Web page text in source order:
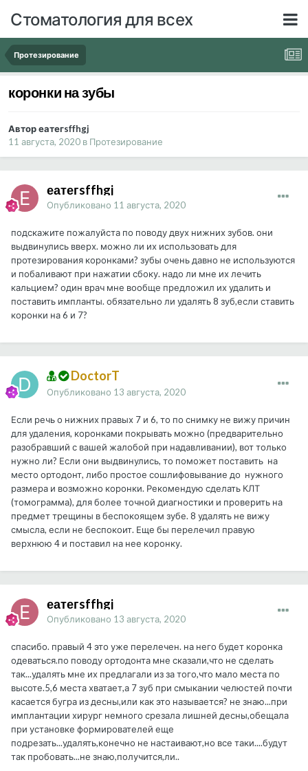
Стоматология для всех
Протезирование
коронки на зубы
Автор еатегsffhgj
11 августа, 2020 в Протезирование
еатегsffhgj
Опубликовано 11 августа, 2020
подскажите пожалуйста по поводу двух нижних зубов. они
выдвинулись вверх. можно ли их использовать для
протезирования коронками? зубы очень давно не используются
и побаливают при нажатии сбоку. надо ли мне их лечить
кальцием? один врач мне вообще предложил их удалить и
поставить импланты. обязательно ли удалять 8 зуб,если ставить
коронки на 6 и 7?
DoctorT
Опубликовано 13 августа, 2020
Если речь о нижних правых 7 и 6, то по снимку не вижу причин
для удаления, коронками покрывать можно (предварительно
разобравший с вашей жалобой при надавливании), вот только
нужно ли? Если они выдвинулись, то поможет поставить на
место ортодонт, либо простое сошлифовывание до нужного
размера и возможно коронки. Рекомендую сделать КЛТ
(томограмма), для более точной диагностики и проверить на
предмет трещины в беспокоящем зубе. 8 удалять не вижу
смысла, если не беспокоит. Еще бы перелечил правую
верхнюю 4 и поставил на нее коронку.
еатегsffhgj
Опубликовано 13 августа, 2020
спасибо. правый 4 это уже перелечен. на него будет коронка
одеваться.по поводу ортодонта мне сказали,что не сделать
так...удалять мне их предлагали из за того,что мало места по
высоте.5,6 места хватает,а 7 зуб при смыкании челюстей почти
касается бугра из десны,или как это называется? не знаю...при
имплантации хирург немного срезала лишней десны,обещала
при установке формирователей еще
подрезать...удалять,конечно не настаивают,но все таки....будут
так пробовать...не знаю,получится,ли..